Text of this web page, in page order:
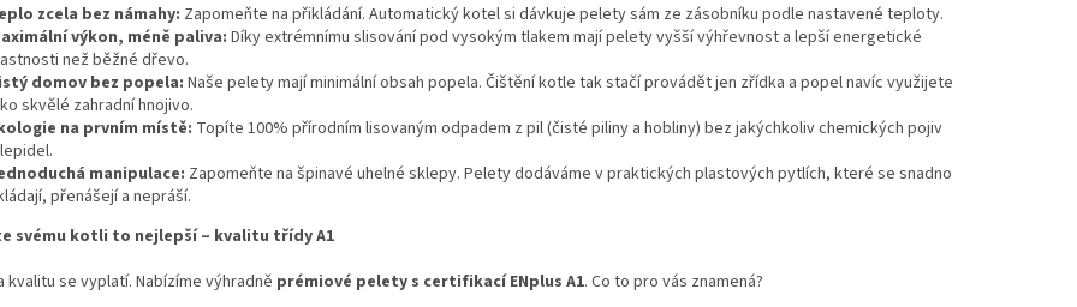
zcela bez námahy: Zapomeňte na přikládání. Automatický kotel si dávkuje pelety sám ze zásobníku podle nastavené teploty.
výkon, méně paliva: Díky extrémnímu slisování pod vysokým tlakem mají pelety vyšší výhřevnost a lepší energetické
než běžné dřevo.
domov bez popela: Naše pelety mají minimální obsah popela. Čištění kotle tak stačí provádět jen zřídka a popel navíc využijete
skvělé zahradní hnojivo.
na prvním místě: Topíte 100% přírodním lisovaným odpadem z pil (čisté piliny a hobliny) bez jakýchkoliv chemických pojiv
manipulace: Zapomeňte na špinavé uhelné sklepy. Pelety dodáváme v praktických plastových pytlích, které se snadno
přenášejí a nepráší.
svému kotli to nejlepší – kvalitu třídy A1
kvalitu se vyplatí. Nabízíme výhradně prémiové pelety s certifikací ENplus A1. Co to pro vás znamená?